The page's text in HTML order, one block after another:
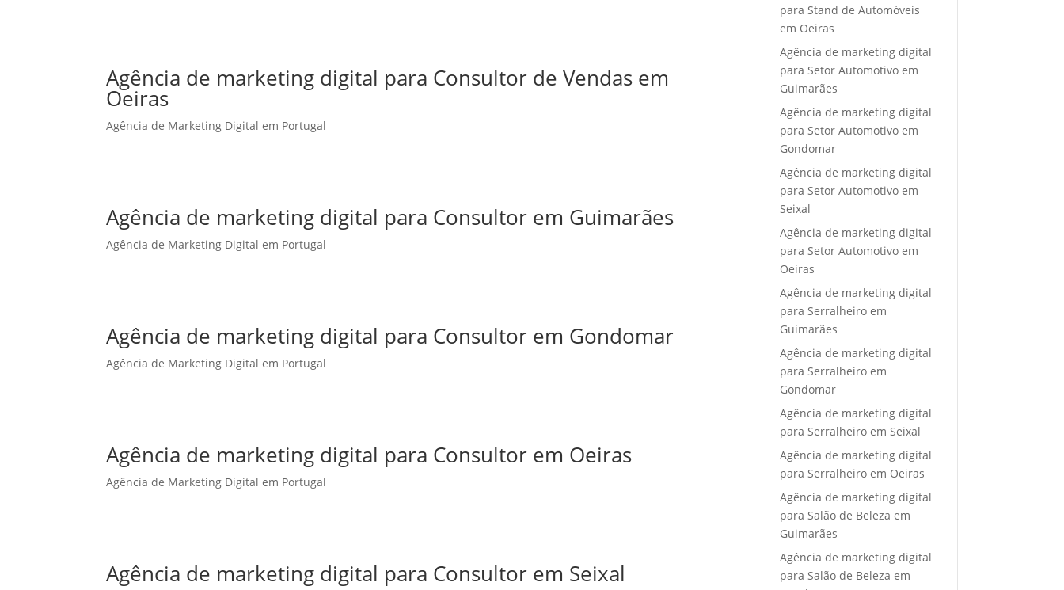
Agência de marketing digital para Consultor de Vendas em
Oeiras
Agência de Marketing Digital em Portugal
Agência de marketing digital para Consultor em Guimarães
Agência de Marketing Digital em Portugal
Agência de marketing digital para Consultor em Gondomar
Agência de Marketing Digital em Portugal
Agência de marketing digital para Consultor em Oeiras
Agência de Marketing Digital em Portugal
Agência de marketing digital para Consultor em Seixal
para Stand de Automóveis
em Oeiras
Agência de marketing digital
para Setor Automotivo em
Guimarães
Agência de marketing digital
para Setor Automotivo em
Gondomar
Agência de marketing digital
para Setor Automotivo em
Seixal
Agência de marketing digital
para Setor Automotivo em
Oeiras
Agência de marketing digital
para Serralheiro em
Guimarães
Agência de marketing digital
para Serralheiro em
Gondomar
Agência de marketing digital
para Serralheiro em Seixal
Agência de marketing digital
para Serralheiro em Oeiras
Agência de marketing digital
para Salão de Beleza em
Guimarães
Agência de marketing digital
para Salão de Beleza em